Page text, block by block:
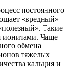
постоянного
«вредный»
Такие
ионитами. Чаще
обмена
тяжелых
кальция и